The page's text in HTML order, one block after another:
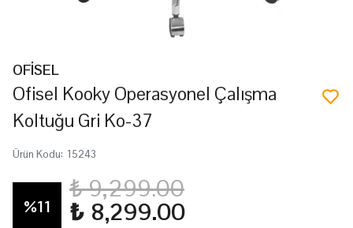
OFİSEL
Ofisel Kooky Operasyonel Çalışma
Koltuğu Gri Ko-37
Ürün Kodu: 15243
%11
₺ 9,299.00
₺ 8,299.00